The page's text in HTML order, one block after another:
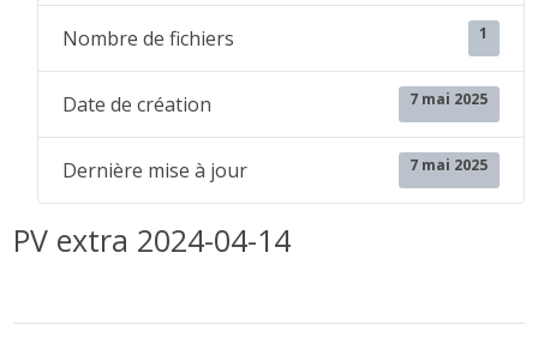
Nombre de fichiers 1
Date de création 7 mai 2025
Dernière mise à jour 7 mai 2025
PV extra 2024-04-14